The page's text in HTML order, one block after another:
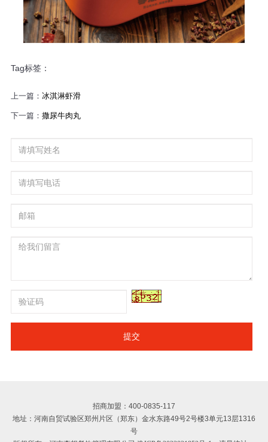
Tag标签：
上一篇： 冰淇淋虾滑
下一篇： 撒尿牛肉丸
提交
招商加盟：400-0835-117
地址：河南自贸试验区郑州片区（郑东）金水东路49号2号楼3单元13层1316
号